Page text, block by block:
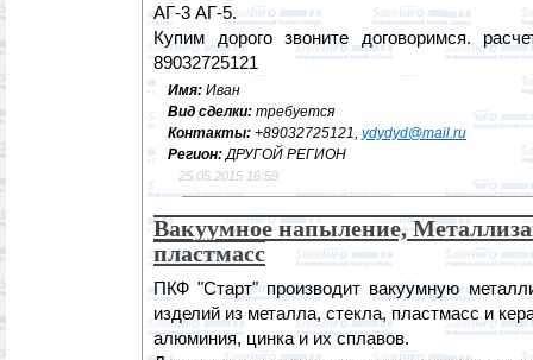
АГ-3 АГ-5.
Купим дорого звоните договоримся.
89032725121
Имя: Иван
Вид сделки: требуется
Контакты: +89032725121, ydydyd@mail.ru
Регион:ДРУГОЙ РЕГИОН
25.05.2015 16:59
Вакуумное напыление,
пластмасс
ПКФ "Старт" производит вакуумную
изделий из металла, стекла, пластмасс и
алюминия, цинка и их сплавов.